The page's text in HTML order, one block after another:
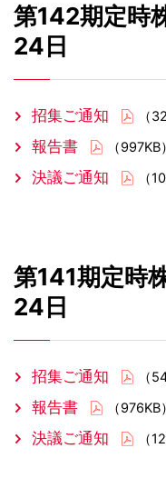
第142期定時
24日
招集ご通知 （
報告書 （997KB）
決議ご通知 （
第141期定時
24日
招集ご通知 （
報告書 （976KB）
決議ご通知 （